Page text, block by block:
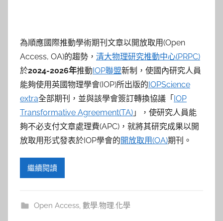
為順應國際推動學術期刊文章以開放取用(Open
Access, OA)的趨勢， 清大物理研究推動中心(PRPC)
於2024-2026年推動IOP聯盟新制，使國內研究人員
能夠使用英國物理學會(IOP)所出版的IOPScience
extra全部期刊，並與該學會簽訂轉換協議「IOP
Transformative Agreement(TA) 」，使研究人員能
夠不必支付文章處理費(APC)，就將其研究成果以開
放取用形式發表於IOP學會的開放取用(OA)期刊。
繼續閱讀
Open Access, 數學.物理.化學